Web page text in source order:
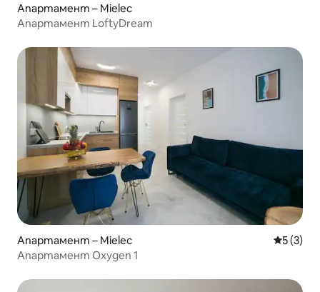
Апартамент – Mielec
Апартамент LoftyDream
Апартамент – Mielec Средна
5 (3)
Апартамент Oxygen 1